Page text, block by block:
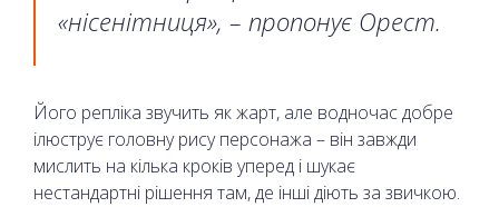
«нісенітниця», – пропонує Орест.
Його репліка звучить як жарт, але водночас добре
ілюструє головну рису персонажа – він завжди
мислить на кілька кроків уперед і шукає
нестандартні рішення там, де інші діють за звичкою.